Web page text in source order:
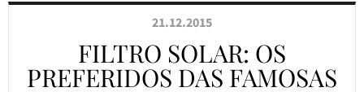
21.12.2015
FILTRO SOLAR: OS
PREFERIDOS DAS FAMOSAS